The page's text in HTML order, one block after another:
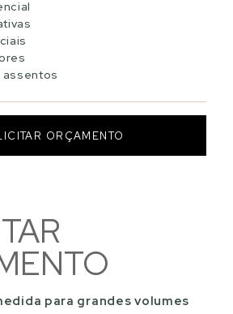
ORÇAMENTO
para grandes volumes